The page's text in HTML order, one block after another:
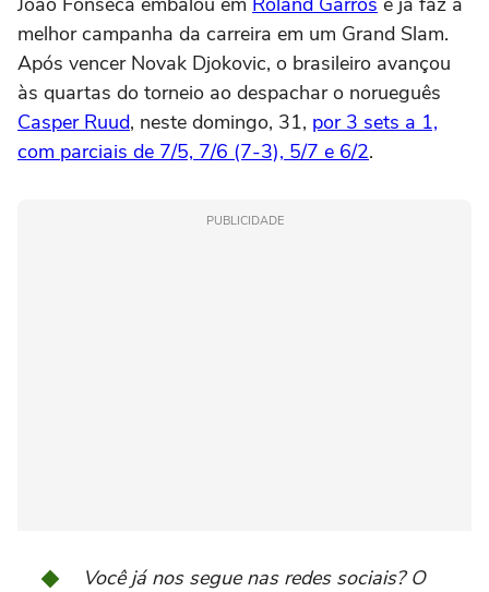
melhor campanha da carreira em um Grand Slam.
Após vencer Novak Djokovic, o brasileiro avançou
às quartas do torneio ao despachar o norueguês
Casper Ruud, neste domingo, 31, por 3 sets a 1,
com parciais de 7/5, 7/6 (7-3), 5/7 e 6/2.
PUBLICIDADE
Você já nos segue nas redes sociais? O